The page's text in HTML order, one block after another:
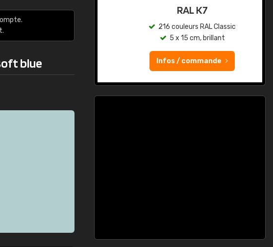
blue
à base d'eau
RAL Classic
commande
RAL K7
216 couleurs RAL Classic
5 x 15 cm, brillant
Infos / commande